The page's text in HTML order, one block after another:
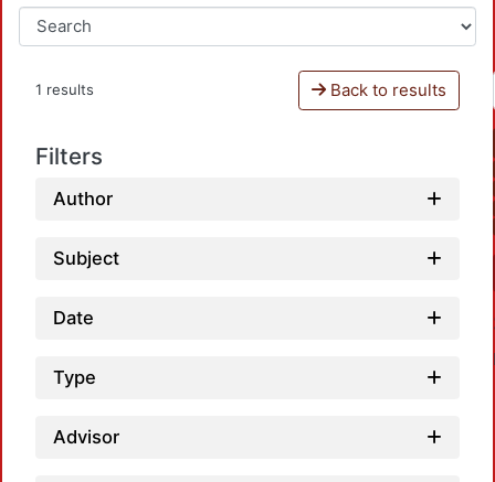
1 results Back to results
Filters
Author
Subject
Date
Type
Advisor